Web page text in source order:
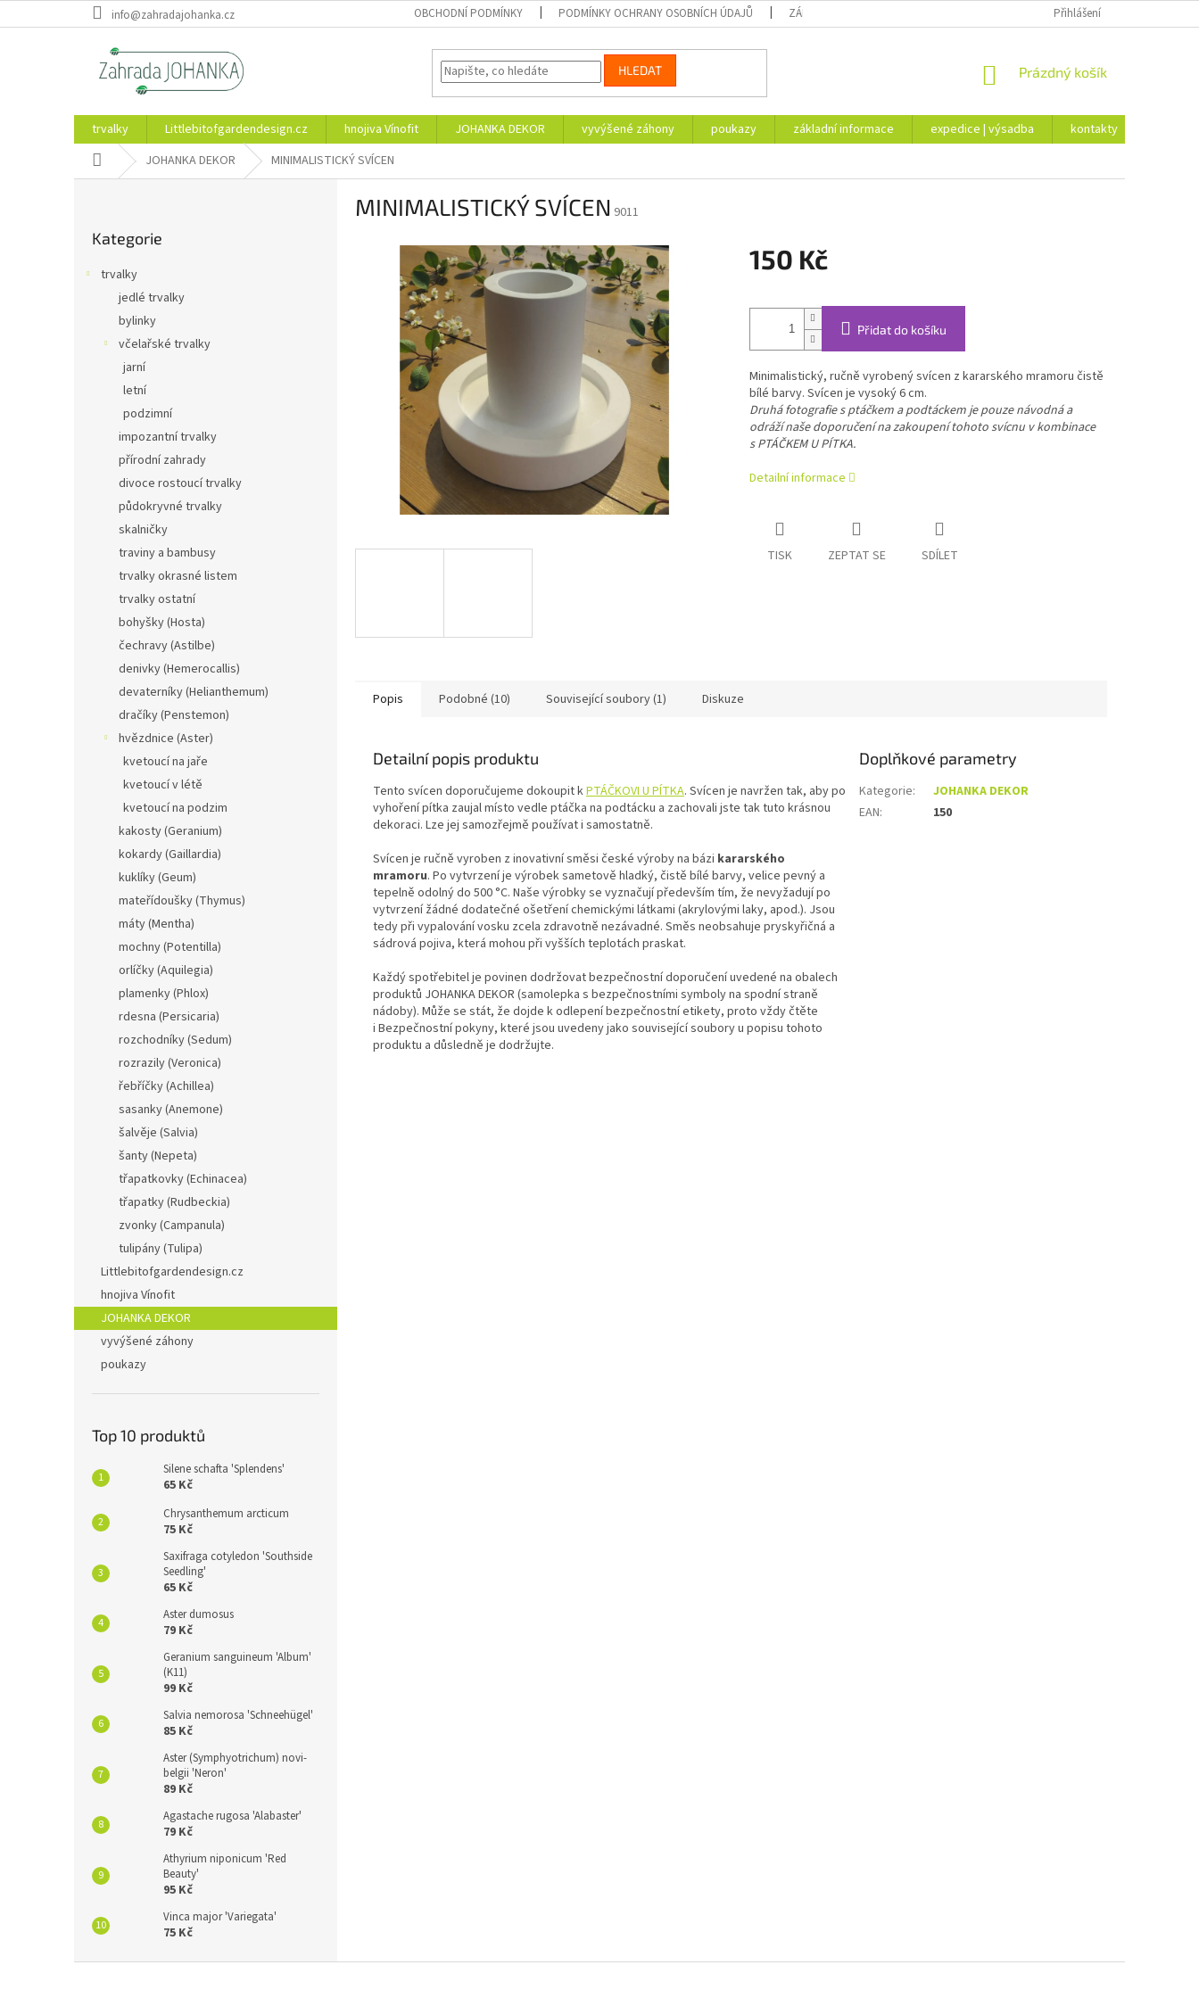
na
info@zahradajohanka.cz OBCHODNÍ PODMÍNKY PODMÍNKY OCHRANY OSOBNÍCH ÚDAJŮ ZÁKLADNÍ INFORMACE KONTAKTY
Přihlášení
HLEDAT
NÁKUPNÍ
Prázdný košík
trvalky Littlebitofgardendesign.cz hnojiva Vínofit JOHANKA DEKOR vyvýšené záhony poukazy základní informace expedice | výsadba
kontakty
Domů JOHANKA DEKOR MINIMALISTICKÝ SVÍCEN
kategorie
Kategorie
trvalky
jedlé trvalky
bylinky
včelařské trvalky
jarní
letní
podzimní
impozantní trvalky
přírodní zahrady
divoce rostoucí trvalky
půdokryvné trvalky
skalničky
traviny a bambusy
trvalky okrasné listem
trvalky ostatní
bohyšky (Hosta)
čechravy (Astilbe)
denivky (Hemerocallis)
devaterníky (Helianthemum)
dračíky (Penstemon)
hvězdnice (Aster)
kvetoucí na jaře
kvetoucí v létě
kvetoucí na podzim
kakosty (Geranium)
kokardy (Gaillardia)
kuklíky (Geum)
mateřídoušky (Thymus)
máty (Mentha)
mochny (Potentilla)
orlíčky (Aquilegia)
plamenky (Phlox)
rdesna (Persicaria)
rozchodníky (Sedum)
rozrazily (Veronica)
řebříčky (Achillea)
sasanky (Anemone)
šalvěje (Salvia)
šanty (Nepeta)
třapatkovky (Echinacea)
třapatky (Rudbeckia)
zvonky (Campanula)
tulipány (Tulipa)
Littlebitofgardendesign.cz
hnojiva Vínofit
JOHANKA DEKOR
vyvýšené záhony
poukazy
Top 10 produktů
Silene schafta 'Splendens'
65 Kč
Chrysanthemum arcticum
75 Kč
Saxifraga cotyledon 'Southside
Seedling'
65 Kč
Aster dumosus
79 Kč
Geranium sanguineum 'Album'
(K11)
99 Kč
Salvia nemorosa 'Schneehügel'
85 Kč
Aster (Symphyotrichum) novi-
belgii 'Neron'
89 Kč
Agastache rugosa 'Alabaster'
79 Kč
Athyrium niponicum 'Red
Beauty'
95 Kč
Vinca major 'Variegata'
75 Kč
MINIMALISTICKÝ SVÍCEN 9011
150 Kč
cena:
Přidat do košíku
Minimalistický, ručně vyrobený svícen z kararského mramoru čistě
bílé barvy. Svícen je vysoký 6 cm.
Druhá fotografie s ptáčkem a podtáckem je pouze návodná a
odráží naše doporučení na zakoupení tohoto svícnu v kombinace
s PTÁČKEM U PÍTKA.
Detailní informace
TISK ZEPTAT SE SDÍLET
Popis Podobné (10) Související soubory (1) Diskuze
Detailní popis produktu
Tento svícen doporučujeme dokoupit kPTÁČKOVI U PÍTKA. Svícen je navržen tak, aby po
vyhoření pítka zaujal místo vedle ptáčka na podtácku a zachovali jste tak tuto krásnou
dekoraci. Lze jej samozřejmě používat i samostatně.
Svícen je ručně vyroben z inovativní směsi české výroby na bázi kararského
mramoru. Po vytvrzení je výrobek sametově hladký, čistě bílé barvy, velice pevný a
tepelně odolný do 500 °C. Naše výrobky se vyznačují především tím, že nevyžadují po
vytvrzení žádné dodatečné ošetření chemickými látkami (akrylovými laky, apod.). Jsou
tedy při vypalování vosku zcela zdravotně nezávadné. Směs neobsahuje pryskyřičná a
sádrová pojiva, která mohou při vyšších teplotách praskat.
Každý spotřebitel je povinen dodržovat bezpečnostní doporučení uvedené na obalech
produktů JOHANKA DEKOR (samolepka s bezpečnostními symboly na spodní straně
nádoby). Může se stát, že dojde k odlepení bezpečnostní etikety, proto vždy čtěte
i Bezpečnostní pokyny, které jsou uvedeny jako související soubory u popisu tohoto
produktu a důsledně je dodržujte.
Doplňkové parametry
Kategorie:
JOHANKA DEKOR
EAN: 150